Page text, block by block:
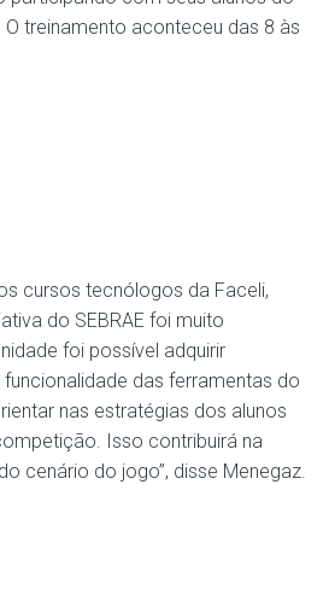
O treinamento aconteceu das 8 às
cursos tecnólogos da Faceli,
do SEBRAE foi muito
foi possível adquirir
das ferramentas do
nas estratégias dos alunos
Isso contribuirá na
cenário do jogo”, disse Menegaz.